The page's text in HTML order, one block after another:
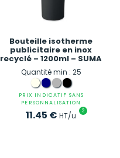
Bouteille isotherme
publicitaire en inox
recyclé – 1200ml – SUMA
Quantité min : 25
PRIX INDICATIF SANS
PERSONNALISATION
11.45 € HT/u ?